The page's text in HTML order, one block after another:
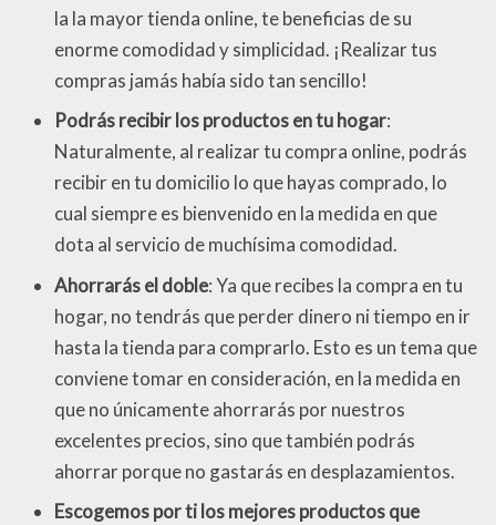
la la mayor tienda online, te beneficias de su
enorme comodidad y simplicidad. ¡Realizar tus
compras jamás había sido tan sencillo!
Podrás recibir los productos en tu hogar:
Naturalmente, al realizar tu compra online, podrás
recibir en tu domicilio lo que hayas comprado, lo
cual siempre es bienvenido en la medida en que
dota al servicio de muchísima comodidad.
Ahorrarás el doble: Ya que recibes la compra en tu
hogar, no tendrás que perder dinero ni tiempo en ir
hasta la tienda para comprarlo. Esto es un tema que
conviene tomar en consideración, en la medida en
que no únicamente ahorrarás por nuestros
excelentes precios, sino que también podrás
ahorrar porque no gastarás en desplazamientos.
Escogemos por ti los mejores productos que